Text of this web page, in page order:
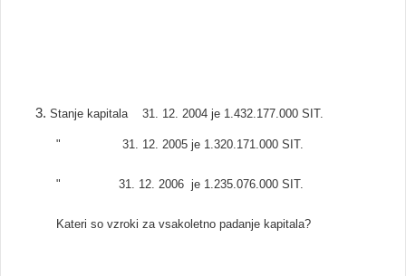
Stanje kapitala 31. 12. 2004 je 1.432.177.000 SIT.
" 31. 12. 2005 je 1.320.171.000 SIT.
" 31. 12. 2006 je 1.235.076.000 SIT.
Kateri so vzroki za vsakoletno padanje kapitala?